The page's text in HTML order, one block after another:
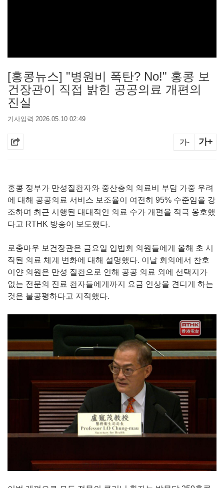
[홍콩뉴스] "병원비 폭탄? No!" 홍콩 보
건장관이 직접 밝힌 공공의료 개편의
진실
기사입력 2026.05.10 02:49
가- 가+
홍콩 정부가 만성질환자와 중산층의 의료비 부담 가중 우려
에 대해 공공의료 서비스 보조율이 여전히 95% 수준임을 강
조하며 최근 시행된 대대적인 의료 수가 개편을 적극 옹호했
다고 RTHK 방송이 보도했다.
로충마우 보건장관은 금요일 입법회 의원들에게 올해 초 시
작된 의료 체계 변화에 대해 설명했다. 이날 회의에서 찬호
이얀 의원은 만성 질환으로 인해 공공 의료 외에 선택지가
없는 전문의 진료 환자들에게까지 요금 인상을 견디게 하는
것은 불공평하다고 지적했다.